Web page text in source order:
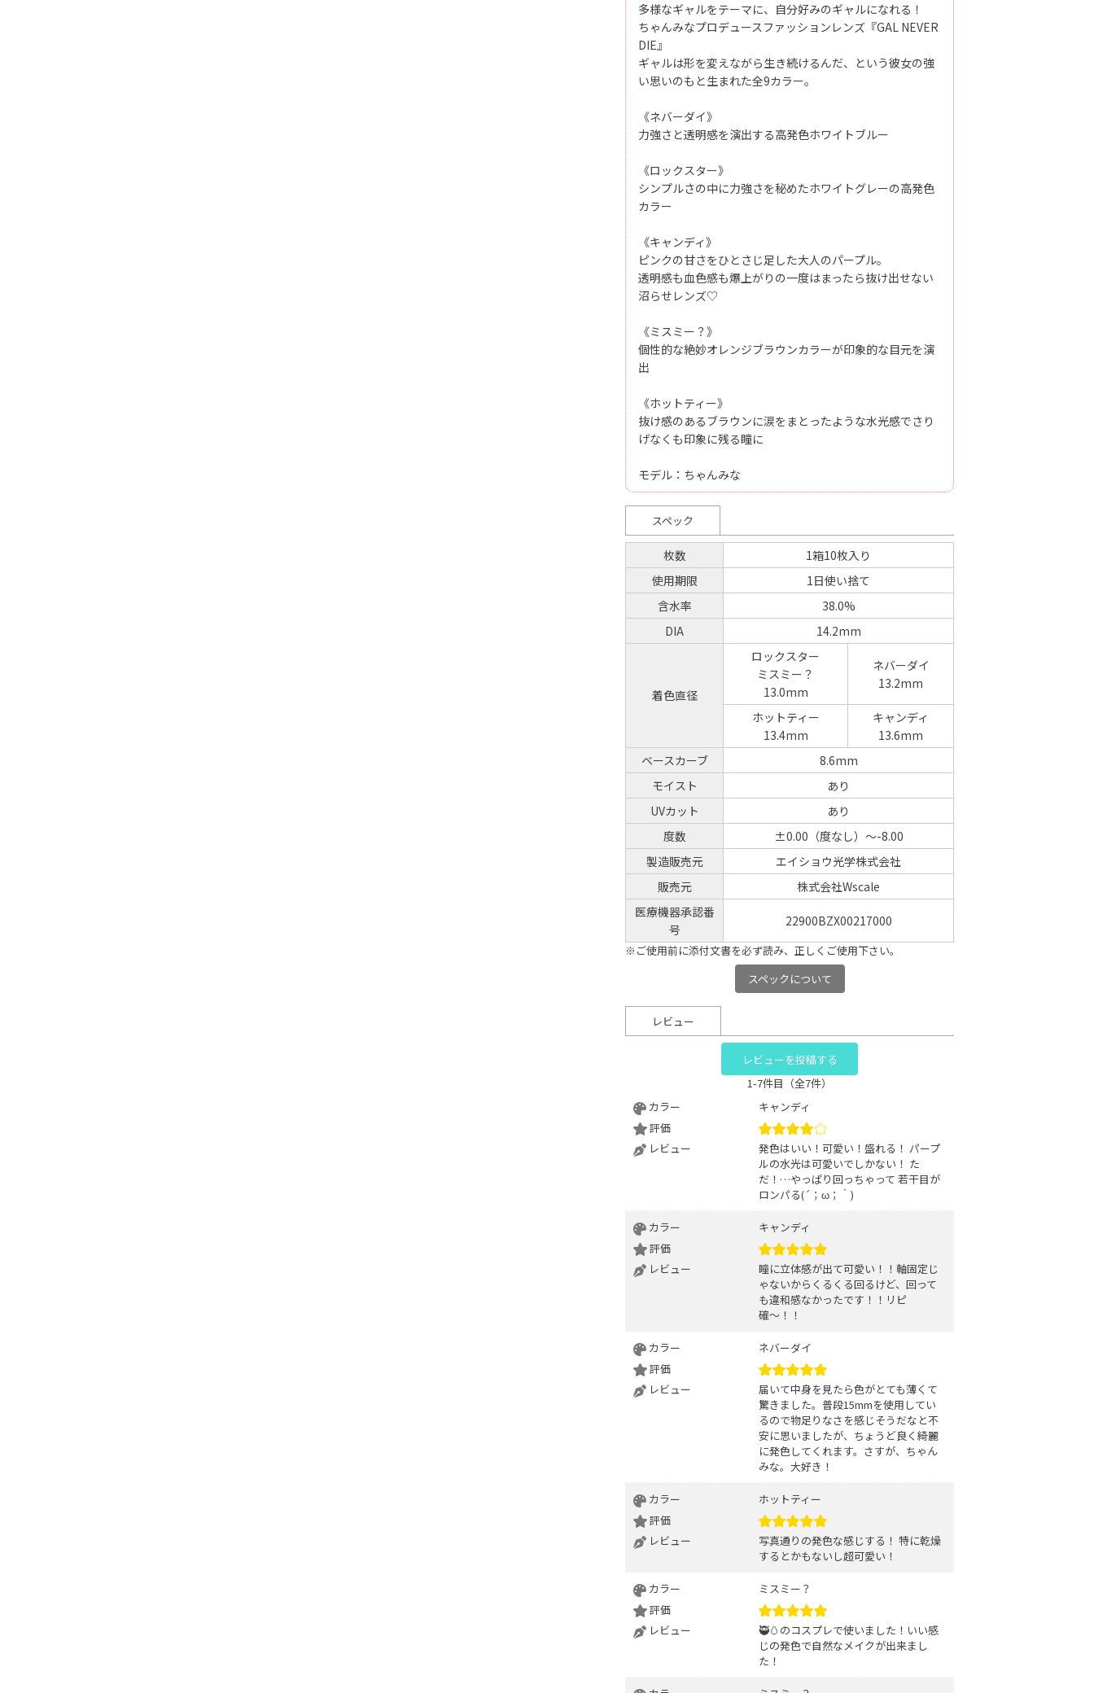
多様なギャルをテーマに、自分好みのギャルになれる！
ちゃんみなプロデュースファッションレンズ『GAL NEVER
DIE』
ギャルは形を変えながら生き続けるんだ、という彼女の強
い思いのもと生まれた全9カラー。
《ネバーダイ》
力強さと透明感を演出する高発色ホワイトブルー
《ロックスター》
シンプルさの中に力強さを秘めたホワイトグレーの高発色
カラー
《キャンディ》
ピンクの甘さをひとさじ足した大人のパープル。
透明感も血色感も爆上がりの一度はまったら抜け出せない
沼らせレンズ♡
《ミスミー？》
個性的な絶妙オレンジブラウンカラーが印象的な目元を演
出
《ホットティー》
抜け感のあるブラウンに涙をまとったような水光感でさり
げなくも印象に残る瞳に
モデル：ちゃんみな
スペック
枚数
1箱10枚入り
使用期限
1日使い捨て
含水率
38.0%
DIA
14.2mm
着色直径
ロックスター
ミスミー？
13.0mm
ネバーダイ
13.2mm
ホットティー
13.4mm
キャンディ
13.6mm
ベースカーブ
8.6mm
モイスト
あり
UVカット
あり
度数
±0.00（度なし）～-8.00
製造販売元
エイショウ光学株式会社
販売元
株式会社Wscale
医療機器承認番
号
22900BZX00217000
※ご使用前に添付文書を必ず読み、正しくご使用下さい。
スペックについて
レビュー
レビューを投稿する
1-7件目（全7件）
カラー
キャンディ
評価
レビュー
発色はいい！可愛い！盛れる！ パープ
ルの水光は可愛いでしかない！ た
だ！…やっぱり回っちゃって 若干目が
ロンパる(´；ω；｀)
カラー
キャンディ
評価
レビュー
瞳に立体感が出て可愛い！！軸固定じ
ゃないからくるくる回るけど、回って
も違和感なかったです！！リピ
確〜！！
カラー
ネバーダイ
評価
レビュー
届いて中身を見たら色がとても薄くて
驚きました。普段15mmを使用してい
るので物足りなさを感じそうだなと不
安に思いましたが、ちょうど良く綺麗
に発色してくれます。さすが、ちゃん
みな。大好き！
カラー
ホットティー
評価
レビュー
写真通りの発色な感じする！ 特に乾燥
するとかもないし超可愛い！
カラー
ミスミー？
評価
レビュー
🥷🥚のコスプレで使いました！いい感
じの発色で自然なメイクが出来まし
た！